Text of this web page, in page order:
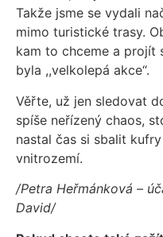
Takže jsme se vydali
mimo turistické trasy.
kam to chceme a projít
byla ,,velkolepá akce“.
Věřte, už jen sledovat
spíše neřízený chaos,
nastal čas si sbalit
vnitrozemí.
/Petra Heřmánková –
David/